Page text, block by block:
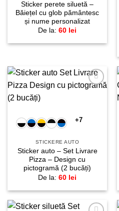
Sticker perete siluetă –
Băiețel cu glob pământesc
și nume personalizat
De la: 60 lei
+7
STICKERE AUTO
Sticker auto – Set Livrare
Pizza – Design cu
pictogramă (2 bucăți)
De la: 60 lei